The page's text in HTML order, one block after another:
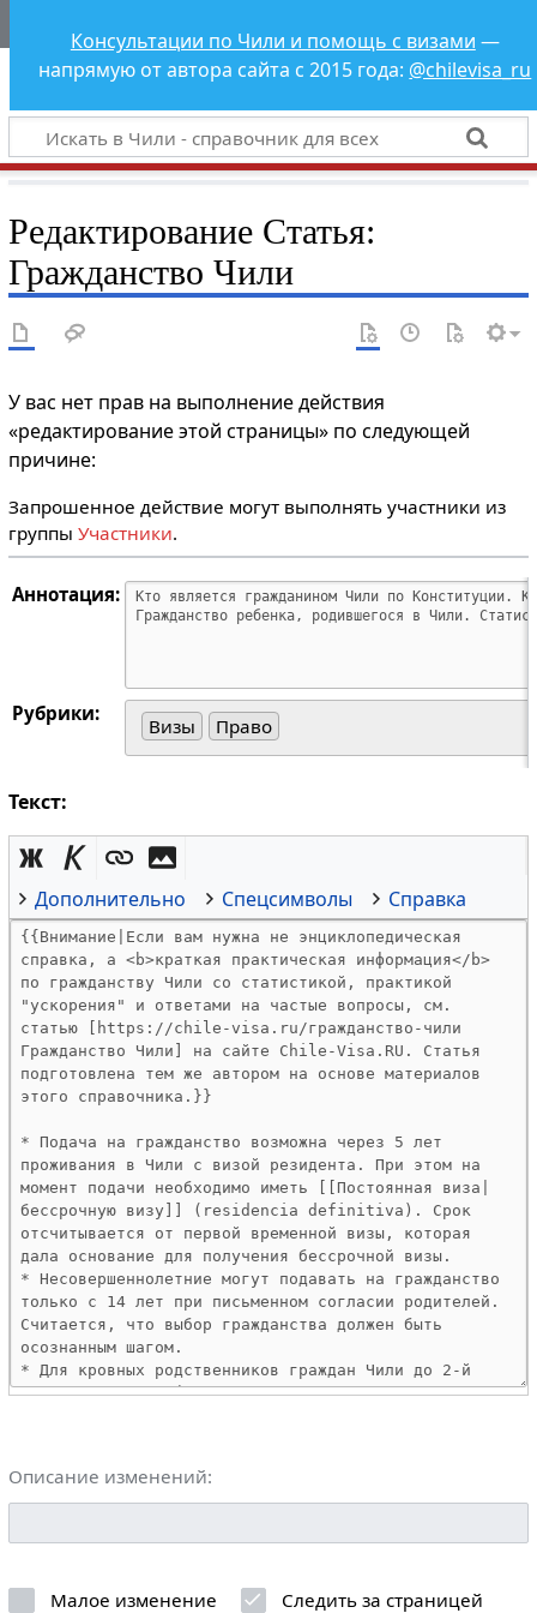
Чили - справочник
для всех
Консультации по Чили и помощь с визами —
напрямую от автора сайта с 2015 года: @chilevisa_ru
Редактирование Статья:
Гражданство Чили
У вас нет прав на выполнение действия
«редактирование этой страницы» по следующей
причине:
Запрошенное действие могут выполнять участники из
группы Участники.
Аннотация:
Рубрики:
Визы Право
Текст:
Дополнительно Спецсимволы Справка
Описание изменений:
Малое изменение Следить за страницей